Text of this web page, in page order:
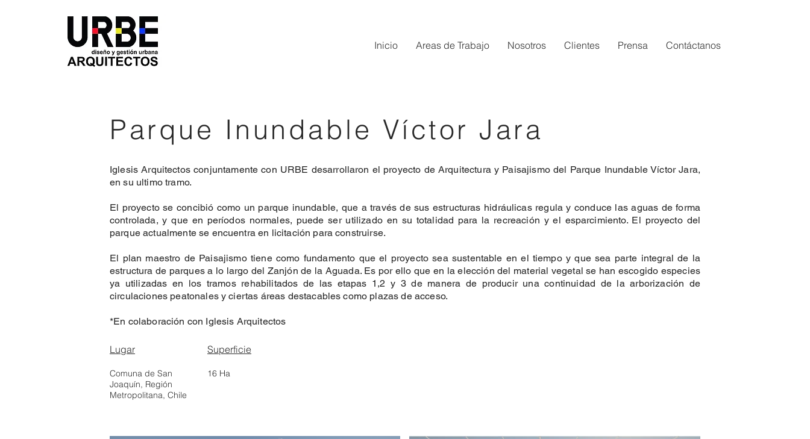
Inicio Areas de Trabajo Nosotros Clientes Prensa Contáctanos
Parque Inundable Víctor Jara
Iglesis Arquitectos conjuntamente con URBE desarrollaron el proyecto de Arquitectura y Paisajismo del Parque Inundable Víctor Jara,
en su ultimo tramo.
El proyecto se concibió como un parque inundable, que a través de sus estructuras hidráulicas regula y conduce las aguas de forma
controlada, y que en períodos normales, puede ser utilizado en su totalidad para la recreación y el esparcimiento. El proyecto del
parque actualmente se encuentra en licitación para construirse.
El plan maestro de Paisajismo tiene como fundamento que el proyecto sea sustentable en el tiempo y que sea parte integral de la
estructura de parques a lo largo del Zanjón de la Aguada. Es por ello que en la elección del material vegetal se han escogido especies
ya utilizadas en los tramos rehabilitados de las etapas 1,2 y 3 de manera de producir una continuidad de la arborización de
circulaciones peatonales y ciertas áreas destacables como plazas de acceso.
*En colaboración con Iglesis Arquitectos
Lugar
Comuna de San
Joaquín, Región
Metropolitana, Chile
Superficie
16 Ha